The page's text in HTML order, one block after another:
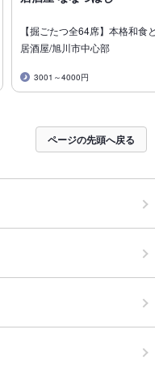
【掘ごたつ全64席】本格和
居酒屋/旭川市中心部
3001～4000円
ページの先頭へ戻る